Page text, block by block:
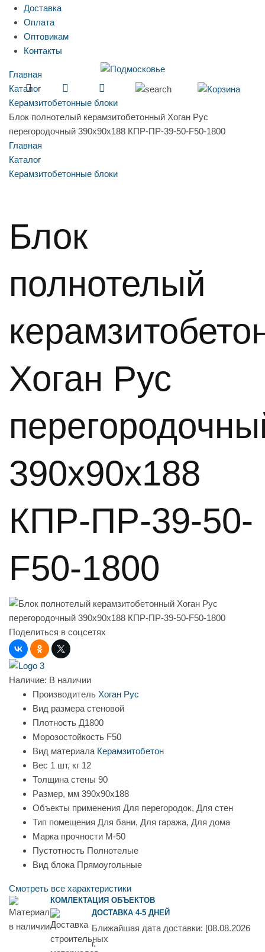
Доставка
Оплата
Оптовикам
Контакты
Главная
Каталог
Керамзитобетонные блоки
Блок полнотелый керамзитобетонный Хоган Рус
перегородочный 390х90х188 КПР-ПР-39-50-F50-1800
Главная
Каталог
Керамзитобетонные блоки
Блок
полнотелый
Хоган Рус
390х90х188
КПР-ПР-39-50-
F50-1800
Поделиться в соцсетях
Наличие: В наличии
Производитель Хоган Рус
Вид размера стеновой
Плотность Д1800
Морозостойкость F50
Вид материала Керамзитобетон
Вес 1 шт, кг 12
Толщина стены 90
Размер, мм 390х90х188
Объекты применения Для перегородок, Для стен
Тип помещения Для бани, Для гаража, Для дома
Марка прочности М-50
Пустотность Полнотелые
Вид блока Прямоугольные
Смотреть все характеристики
КОМЛЕКТАЦИЯ ОБЪЕКТОВ
ДОСТАВКА 4-5 ДНЕЙ
Ближайшая дата доставки: [08.08.2026
г.